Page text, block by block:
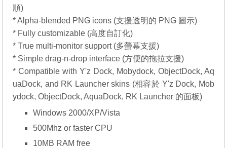
順)
* Alpha-blended PNG icons (支援透明的 PNG 圖示)
* Fully customizable (高度自訂化)
* True multi-monitor support (多螢幕支援)
* Simple drag-n-drop interface (方便的拖拉支援)
* Compatible with Y'z Dock, Mobydock, ObjectDock, Aq
uaDock, and RK Launcher skins (相容於 Y'z Dock, Mob
ydock, ObjectDock, AquaDock, RK Launcher 的面板)
Windows 2000/XP/Vista
500Mhz or faster CPU
10MB RAM free